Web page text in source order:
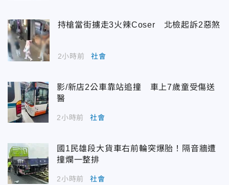
持槍當街擄走3火辣Coser 北檢起訴2惡煞
2小時前 社會
影/新店2公車靠站追撞 車上7歲童受傷送
醫
2小時前 社會
國1民雄段大貨車右前輪突爆胎！隔音牆遭
撞爛一整排
2小時前 社會